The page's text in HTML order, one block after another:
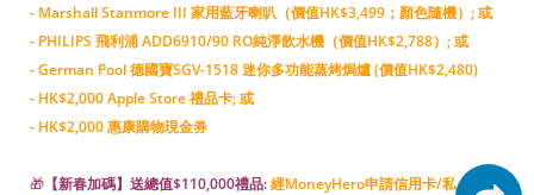
- Marshall Stanmore III 家用藍牙喇叭（價值HK$3,499；顏色隨機）; 或
- PHILIPS 飛利浦 ADD6910/90 RO純淨飲水機（價值HK$2,788）; 或
- German Pool 德國寶SGV-1518 迷你多功能蒸烤焗爐 (價值HK$2,480)
- HK$2,000 Apple Store 禮品卡; 或
- HK$2,000 惠康購物現金券
🎁 【新春加碼】送總值$110,000禮品:經MoneyHero申請信用卡/私人貸